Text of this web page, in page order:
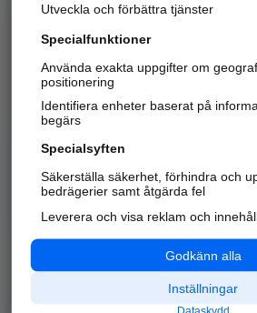
Kom igång
Alla kategorier
API & Kartor
Utveckla och förbättra tjänster
Specialfunktioner
Använda exakta uppgifter om
positionering
Identifiera enheter baserat på
begärs
Specialsyften
Säkerställa säkerhet, förhindra och
bedrägerier samt åtgärda fel
Leverera och visa reklam och
Godkänn alla
Inställningar
Dataskydd